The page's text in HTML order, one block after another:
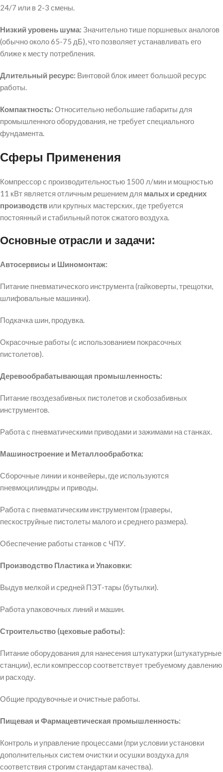
24/7 или в 2-3 смены.
Низкий уровень шума: Значительно тише поршневых аналогов
(обычно около65-75 дБ), что позволяет устанавливать его
ближе к месту потребления.
Длительный ресурс: Винтовой блок имеет большой ресурс
работы.
Компактность: Относительно небольшие габариты для
промышленного оборудования, не требует специального
фундамента.
Сферы Применения
Компрессор с производительностью 1500 л/мин и мощностью
11 кВт является отличным решением для малых и средних
производств или крупных мастерских, где требуется
постоянный и стабильный поток сжатого воздуха.
Основные отрасли и задачи:
Автосервисы и Шиномонтаж:
Питание пневматического инструмента (гайковерты, трещотки,
шлифовальные машинки).
Подкачка шин, продувка.
Окрасочные работы (с использованием покрасочных
пистолетов).
Деревообрабатывающая промышленность:
Питание гвоздезабивных пистолетов и скобозабивных
инструментов.
Работа с пневматическими приводами и зажимами на станках.
Машиностроение и Металлообработка:
Сборочные линии и конвейеры, где используются
пневмоцилиндры и приводы.
Работа с пневматическим инструментом (граверы,
пескоструйные пистолеты малого и среднего размера).
Обеспечение работы станков с ЧПУ.
Производство Пластика и Упаковки:
Выдув мелкой и средней ПЭТ-тары (бутылки).
Работа упаковочных линий и машин.
Строительство (цеховые работы):
Питание оборудования для нанесения штукатурки (штукатурные
станции), если компрессор соответствует требуемому давлению
и расходу.
Общие продувочные и очистные работы.
Пищевая и Фармацевтическая промышленность:
Контроль и управление процессами (при условии установки
дополнительных систем очистки и осушки воздуха для
соответствия строгим стандартам качества).